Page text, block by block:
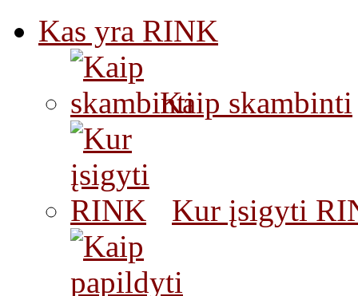
Kas yra RINK
Kaip skambinti
Kur įsigyti